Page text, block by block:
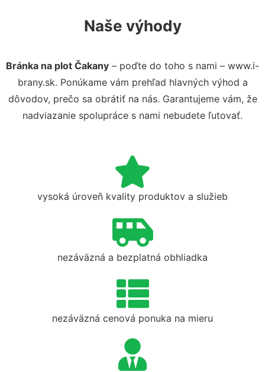
Naše výhody
Bránka na plot Čakany – poďte do toho s nami – www.i-
brany.sk. Ponúkame vám prehľad hlavných výhod a
dôvodov, prečo sa obrátiť na nás. Garantujeme vám, že
nadviazanie spolupráce s nami nebudete ľutovať.
vysoká úroveň kvality produktov a služieb
nezáväzná a bezplatná obhliadka
nezáväzná cenová ponuka na mieru